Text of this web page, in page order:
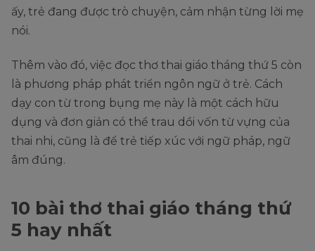
ấy, trẻ đang được trò chuyện, cảm nhận từng lời mẹ
nói.
Thêm vào đó, việc đọc thơ thai giáo tháng thứ 5 còn
là phương pháp phát triển ngôn ngữ ở trẻ. Cách
dạy con từ trong bụng mẹ này là một cách hữu
dụng và đơn giản có thể trau dồi vốn từ vựng của
thai nhi, cũng là để trẻ tiếp xúc với ngữ pháp, ngữ
âm đúng.
10 bài thơ thai giáo tháng thứ
5 hay nhất